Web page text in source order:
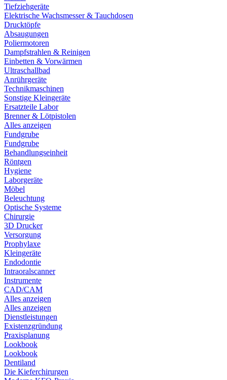
Tiefziehgeräte
Elektrische Wachsmesser & Tauchdosen
Drucktöpfe
Absaugungen
Poliermotoren
Dampfstrahlen & Reinigen
Einbetten & Vorwärmen
Ultraschallbad
Anrührgeräte
Technikmaschinen
Sonstige Kleingeräte
Ersatzteile Labor
Brenner & Lötpistolen
Alles anzeigen
Fundgrube
Fundgrube
Behandlungseinheit
Röntgen
Hygiene
Laborgeräte
Möbel
Beleuchtung
Optische Systeme
Chirurgie
3D Drucker
Versorgung
Prophylaxe
Kleingeräte
Endodontie
Intraoralscanner
Instrumente
CAD/CAM
Alles anzeigen
Alles anzeigen
Dienstleistungen
Existenzgründung
Praxisplanung
Lookbook
Lookbook
Dentiland
Die Kieferchirurgen